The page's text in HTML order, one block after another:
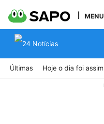
MENU
Últimas Hoje o dia foi assim